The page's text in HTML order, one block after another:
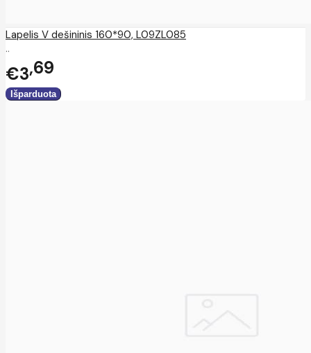
Lapelis V dešininis 160*90, L09ZL085
..
€3 69